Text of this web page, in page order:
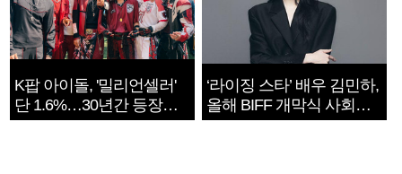
K팝 아이돌, '밀리언셀러'
단 1.6%…30년간 등장
1182개팀 전수조사
‘라이징 스타’ 배우 김민하,
올해 BIFF 개막식 사회자
확정